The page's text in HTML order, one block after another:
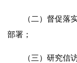
（二）督促落实
部署；
（三）研究信访